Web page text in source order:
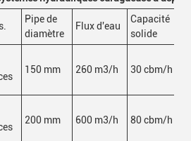
Pipe de
diamètre
Flux d'eau
Capacité
solide
150 mm 260 m3/h 30 cbm/h
200 mm 600 m3/h 80 cbm/h